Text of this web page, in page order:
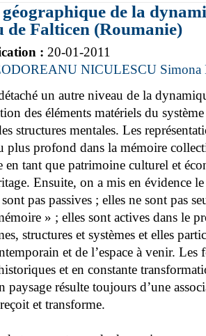
de la
de Falticen (Roumanie)
: 20-01-2011
NICULESCU Simona
un autre niveau de la
des éléments matériels du
structures mentales. Les
plus profond dans la mémoire
en tant que patrimoine culturel et
Ensuite, on a mis en évidence
pas passives ; elles ne sont pas
» ; elles sont actives dans le
structures et systèmes et elles
et de l’espace à venir. Les
et en constante
paysage résulte toujours d’une
et transforme.